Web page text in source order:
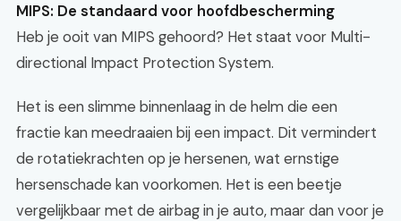
MIPS: De standaard voor hoofdbescherming
Heb je ooit van MIPS gehoord? Het staat voor Multi-
directional Impact Protection System.
Het is een slimme binnenlaag in de helm die een
fractie kan meedraaien bij een impact. Dit vermindert
de rotatiekrachten op je hersenen, wat ernstige
hersenschade kan voorkomen. Het is een beetje
vergelijkbaar met de airbag in je auto, maar dan voor je